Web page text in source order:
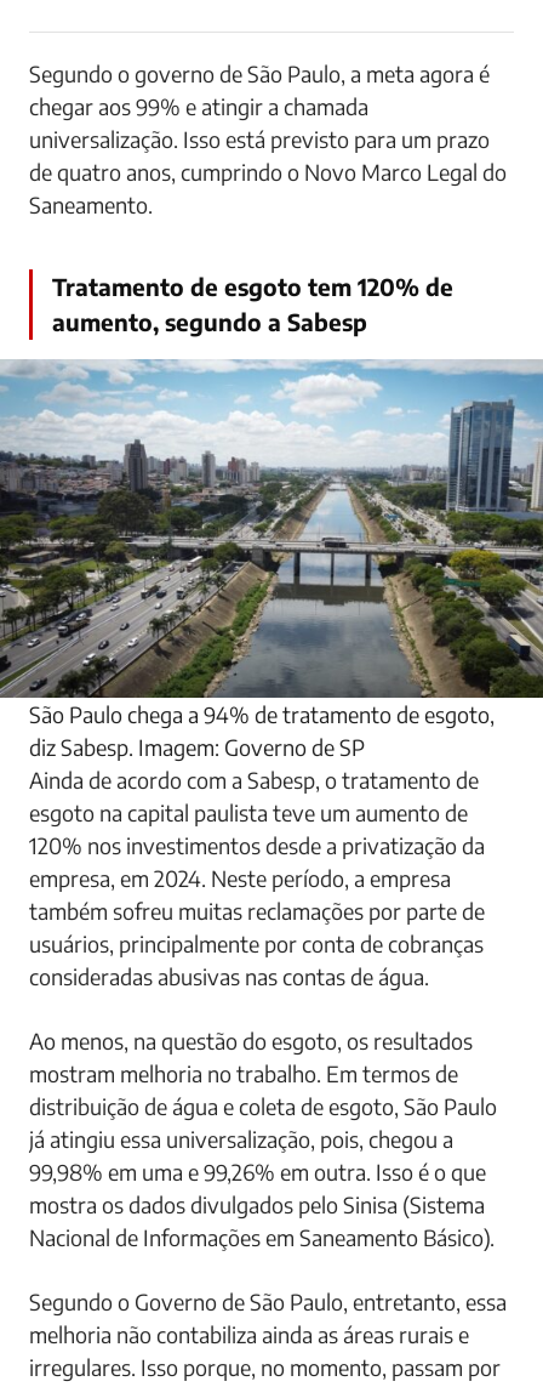
Segundo o governo de São Paulo, a meta agora é
chegar aos 99% e atingir a chamada
universalização. Isso está previsto para um prazo
de quatro anos, cumprindo o Novo Marco Legal do
Saneamento.
Tratamento de esgoto tem 120% de
aumento, segundo a Sabesp
São Paulo chega a 94% de tratamento de esgoto,
diz Sabesp. Imagem: Governo de SP
Ainda de acordo com a Sabesp, o tratamento de
esgoto na capital paulista teve um aumento de
120% nos investimentos desde a privatização da
empresa, em 2024. Neste período, a empresa
também sofreu muitas reclamações por parte de
usuários, principalmente por conta de cobranças
consideradas abusivas nas contas de água.
Ao menos, na questão do esgoto, os resultados
mostram melhoria no trabalho. Em termos de
distribuição de água e coleta de esgoto, São Paulo
já atingiu essa universalização, pois, chegou a
99,98% em uma e 99,26% em outra. Isso é o que
mostra os dados divulgados pelo Sinisa (Sistema
Nacional de Informações em Saneamento Básico).
Segundo o Governo de São Paulo, entretanto, essa
melhoria não contabiliza ainda as áreas rurais e
irregulares. Isso porque, no momento, passam por